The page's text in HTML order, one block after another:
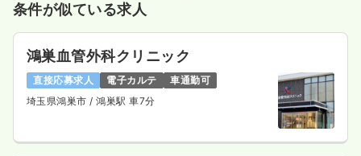
条件が似ている求人
鴻巣血管外科クリニック
直接応募求人 電子カルテ
車通勤可
埼玉県鴻巣市/ 鴻巣駅 車7分